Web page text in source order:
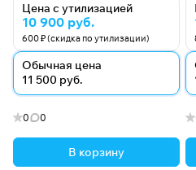
Цена с утилизацией
10 900 руб.
600 ₽ (скидка по утилизации)
Обычная цена
11 500 руб.
0 0
В корзину